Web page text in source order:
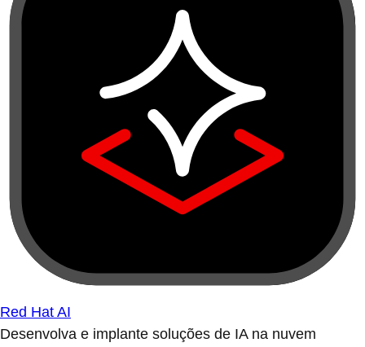
Red Hat AI
Desenvolva e implante soluções de IA na nuvem